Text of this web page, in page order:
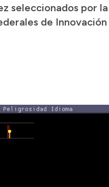
seleccionados por
de